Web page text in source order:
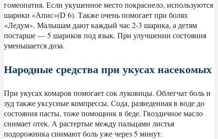
гомеопатия. Если укушенное место покраснело, используются
шарики «Апис»(D 6). Также очень помогает при болях
«Ледум». Малышам дают каждый час 2-3 шарика, а детям
постарше — 5 шариков под язык. При улучшении состояния
уменьшается доза.
Народные средства при укусах насекомых
При укусах комаров помогает сок луковицы. Облегчат боль и
зуд также уксусные компрессы. Сода, разведенная в воде до
состояния пасты, тоже помощник в беде. Гвоздичное масло
снимает отек. А растертые между пальцами листья
подорожника снимают боль уже через 5 минут.